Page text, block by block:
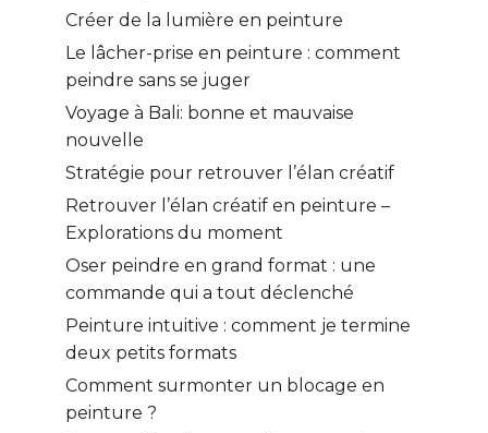
Créer de la lumière en peinture
Le lâcher-prise en peinture : comment
peindre sans se juger
Voyage à Bali: bonne et mauvaise
nouvelle
Stratégie pour retrouver l’élan créatif
Retrouver l’élan créatif en peinture –
Explorations du moment
Oser peindre en grand format : une
commande qui a tout déclenché
Peinture intuitive : comment je termine
deux petits formats
Comment surmonter un blocage en
peinture ?